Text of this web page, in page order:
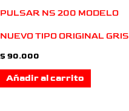
PULSAR NS 200 MODELO
NUEVO TIPO ORIGINAL GRIS
$ 90.000
Añadir al carrito